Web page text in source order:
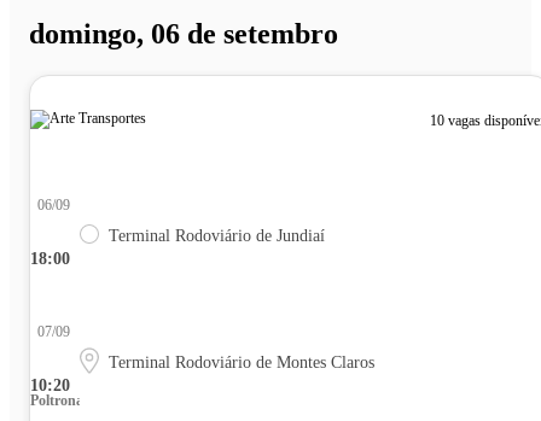
domingo, 06 de setembro
10 vagas
18:00
06/09
Terminal Rodoviário de Jundiaí
10:20
07/09
Terminal Rodoviário de Montes Claros
Poltrona